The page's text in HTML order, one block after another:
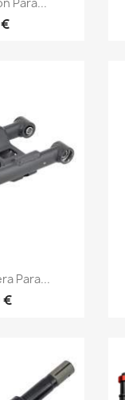
Para...
€